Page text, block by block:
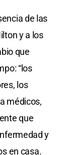
de las
y a los
que
“los
los
médicos,
que
y
en casa.